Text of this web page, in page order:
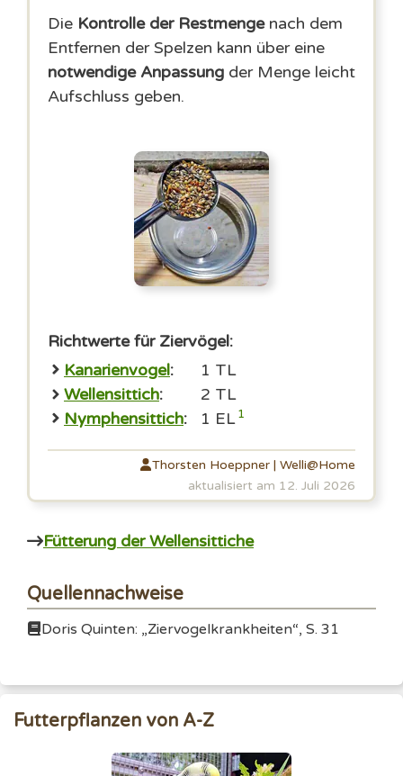
Die Kontrolle der Restmengenach dem
Entfernen der Spelzen kann über eine
notwendige Anpassung der Menge leicht
Aufschluss geben.
Richtwerte für Ziervögel:
Kanarienvogel:
1 TL
Wellensittich:
2 TL
Nymphensittich: 1 EL1
Thorsten Hoeppner | Welli@Home
aktualisiert am 12. Juli 2026
Fütterung der Wellensittiche
Quellennachweise
Doris Quinten: „Ziervogelkrankheiten“, S. 31
Futterpflanzen von A-Z